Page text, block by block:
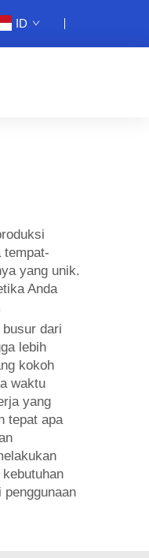
ID
tempat-
yang unik.
Anda
dari
lebih
kokoh
waktu
yang
tepat apa
penggunaan